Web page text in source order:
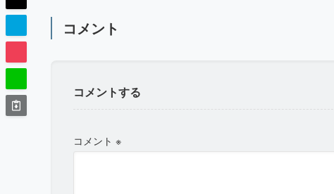
コメント
コメントする
コメント ※